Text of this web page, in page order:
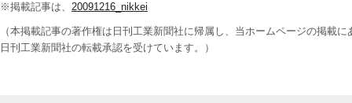
※掲載記事は、 20091216_nikkei
（本掲載記事の著作権は日刊工業新聞社に帰属し、当ホームページの掲載に
日刊工業新聞社の転載承認を受けています。）